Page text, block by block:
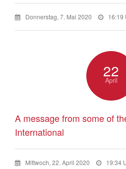
Donnerstag, 7. Mai 2020 16:19
22
April
A message from some of
International
Mittwoch, 22. April 2020 19:34